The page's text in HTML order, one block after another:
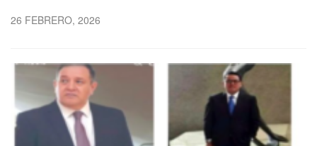
26 FEBRERO, 2026